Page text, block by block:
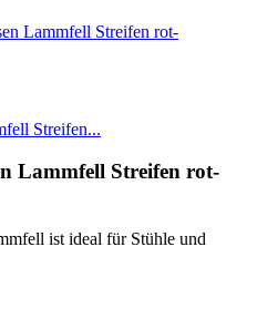
Streifen...
Lammfell Streifen rot-
ist ideal für Stühle und